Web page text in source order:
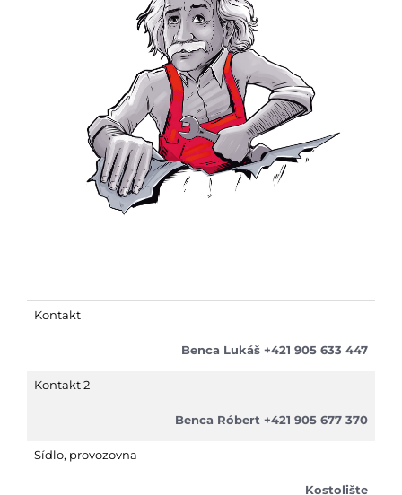
Kontakt
Benca Lukáš +421 905 633 447
Kontakt 2
Benca Róbert +421 905 677 370
Sídlo, provozovna
Kostolište